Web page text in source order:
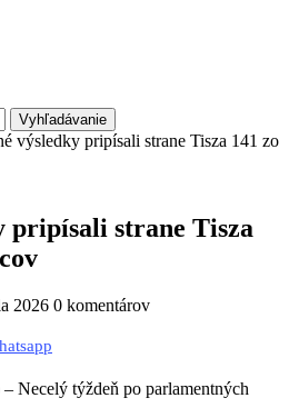
Vyhľadávanie
výsledky pripísali strane Tisza 141 zo
pripísali strane Tisza
2026 0 komentárov
Necelý týždeň po parlamentných